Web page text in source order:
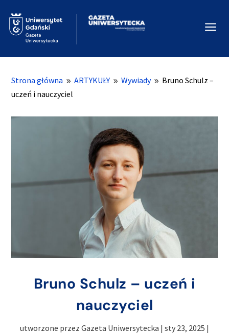
a
Strona główna 9 ARTYKUŁY 9 Wywiady 9 Bruno Schulz –
uczeń i nauczyciel
Bruno Schulz – uczeń i
nauczyciel
utworzone przez Gazeta Uniwersytecka | sty 23, 2025 |